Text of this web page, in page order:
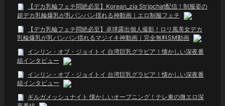
【デカ乳輪フェチ悶絶必至】Korean_zia Stripchat配信！制服姿の
超デカ乳輪爆乳が乳パンパン揺れる神動画｜エロ制服フェチ
【デカ乳輪フェチ悶絶必至】卓球露出個人撮影！ロリ風美女デカ
乳輪爆乳が乳パンパン揺れるマジイキ神動画｜完全無料SM動画
インリン・オブ・ジョイトイ 台湾巨乳グラビア！懐かしい深夜番
組インタビュー
インリン・オブ・ジョイトイ 台湾巨乳グラビア！懐かしい深夜番
組インタビュー
ギルガメッシュナイト 懐かしいオープニング！テレ東の微エロ深